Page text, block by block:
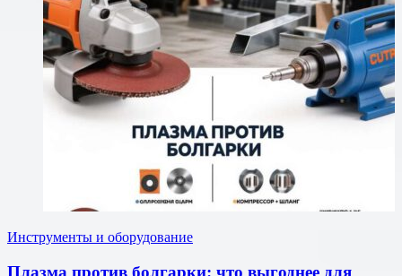
Инструменты и оборудование
Плазма против болгарки: что выгоднее для